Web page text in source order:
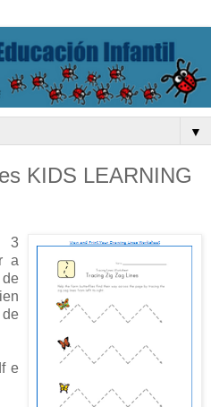
▼
KIDS LEARNING
3
a
e